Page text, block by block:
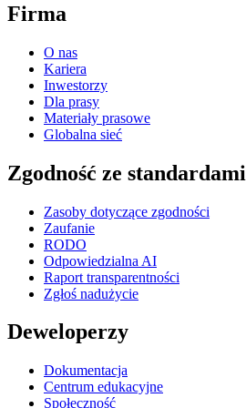
Firma
O nas
Kariera
Inwestorzy
Dla prasy
Materiały prasowe
Globalna sieć
Zgodność ze standardami
Zasoby dotyczące zgodności
Zaufanie
RODO
Odpowiedzialna AI
Raport transparentności
Zgłoś nadużycie
Deweloperzy
Dokumentacja
Centrum edukacyjne
Społeczność